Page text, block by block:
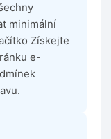
minimální
Získejte
e-